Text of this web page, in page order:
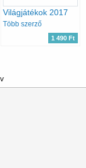
Világjátékok 2017
Több szerző
1 490 Ft